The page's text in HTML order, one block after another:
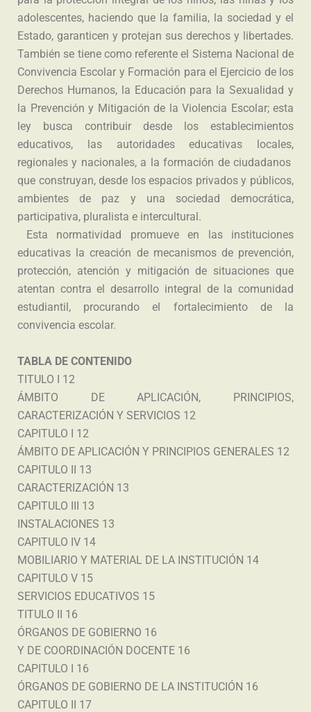
adolescentes, haciendo que la familia, la sociedad y el
Estado, garanticen y protejan sus derechos y libertades.
También se tiene como referente el Sistema Nacional de
Convivencia Escolar y Formación para el Ejercicio de los
Derechos Humanos, la Educación para la Sexualidad y
la Prevención y Mitigación de la Violencia Escolar; esta
ley busca contribuir desde los establecimientos
educativos, las autoridades educativas locales,
regionales y nacionales, a la formación de ciudadanos
que construyan, desde los espacios privados y públicos,
ambientes de paz y una sociedad democrática,
participativa, pluralista e intercultural.
Esta normatividad promueve en las instituciones
educativas la creación de mecanismos de prevención,
protección, atención y mitigación de situaciones que
atentan contra el desarrollo integral de la comunidad
estudiantil, procurando el fortalecimiento de la
convivencia escolar.
TABLA DE CONTENIDO
TITULO I 12
ÁMBITO DE APLICACIÓN, PRINCIPIOS,
CARACTERIZACIÓN Y SERVICIOS 12
CAPITULO I 12
ÁMBITO DE APLICACIÓN Y PRINCIPIOS GENERALES 12
CAPITULO II 13
CARACTERIZACIÓN 13
CAPITULO III 13
INSTALACIONES 13
CAPITULO IV 14
MOBILIARIO Y MATERIAL DE LA INSTITUCIÓN 14
CAPITULO V 15
SERVICIOS EDUCATIVOS 15
TITULO II 16
ÓRGANOS DE GOBIERNO 16
Y DE COORDINACIÓN DOCENTE 16
CAPITULO I 16
ÓRGANOS DE GOBIERNO DE LA INSTITUCIÓN 16
CAPITULO II 17